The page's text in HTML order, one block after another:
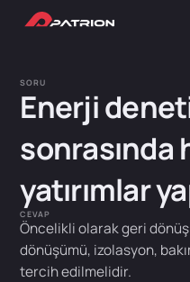
SORU
Enerji
sonrasında
yatırımlar
CEVAP
Öncelikli olarak geri
dönüşümü, izolasyon,
tercih edilmelidir.